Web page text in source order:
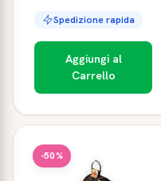
Spedizione rapida
Aggiungi al
Carrello
-50%